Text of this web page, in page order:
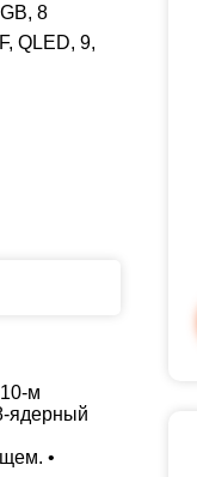
8
QLED, 9,
•